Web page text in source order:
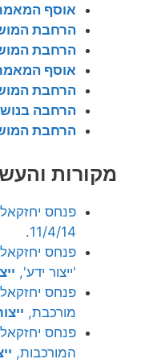
אוסף
הרחבת
הרחבת
אוסף
הרחבת
הרחבה
הרחבת
מקורות
פנחס יחזקאלי (2014),
11/4/14.
'ייצור ידע',
מורכבת,
המורכבות,